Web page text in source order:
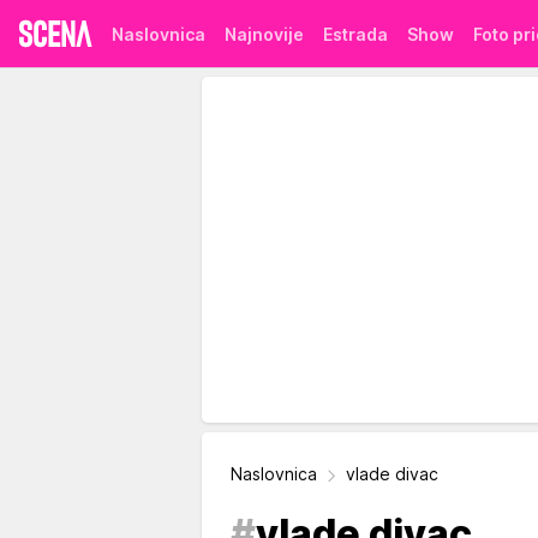
Naslovnica Najnovije Estrada Show Foto
Naslovnica vlade divac